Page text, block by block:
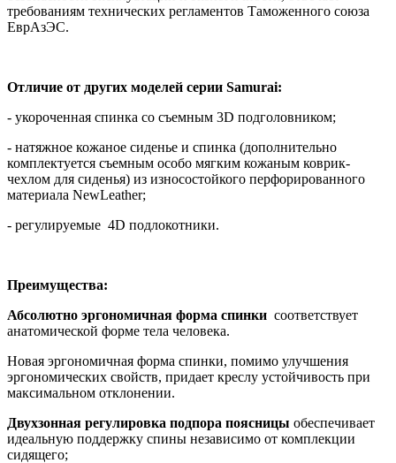
требованиям технических регламентов Таможенного союза
ЕврАзЭС.
Отличие от других моделей серии Samurai:
- укороченная спинка со съемным 3D подголовником;
- натяжное кожаное сиденье и спинка (дополнительно
комплектуется съемным особо мягким кожаным коврик-
чехлом для сиденья) из износостойкого перфорированного
материала NewLeather;
- регулируемые 4D подлокотники.
Преимущества:
Абсолютно эргономичная форма спинки соответствует
анатомической форме тела человека.
Новая эргономичная форма спинки, помимо улучшения
эргономических свойств, придает креслу устойчивость при
максимальном отклонении.
Двухзонная регулировка подпора поясницы обеспечивает
идеальную поддержку спины независимо от комплекции
сидящего;